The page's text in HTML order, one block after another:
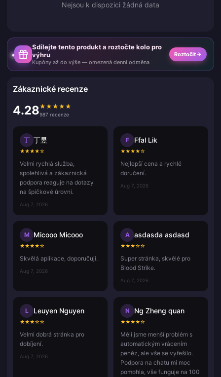
Nejsou k dispozici žádná data
Sdílejte tento produkt a roztočte kolo pro
výhru
Kupóny až do výše — omezená denní odměna
Roztočit
Zákaznické recenze
4.28★ ★ ★ ★ ★
987 recenze
丁 丁昱
★★★★☆
Velmi rychlá služba,
spolehlivá a zákaznická
podpora reaguje na dotazy
na špičkové úrovni.
Aug 7, 2026
F Ffal Lik
★★★★☆
Nejlepší cena a rychlé
doručení.
Aug 7, 2026
M Micooo Micooo
★★★★☆
Skvělá aplikace, doporučuji.
Aug 7, 2026
A asdasda asdasd
★★★☆☆
Super stránka, skvělé pro
Blood Strike.
Aug 7, 2026
L Leuyen Nguyen
★★★☆☆
Velmi dobrá stránka pro
dobíjení.
Aug 7, 2026
N Ng Zheng quan
★★★★☆
Měli jsme menší problém s
automatickým vrácením
peněz, ale vše se vyřešilo.
Podpora na chatu mi moc
pomohla, vše funguje na 100